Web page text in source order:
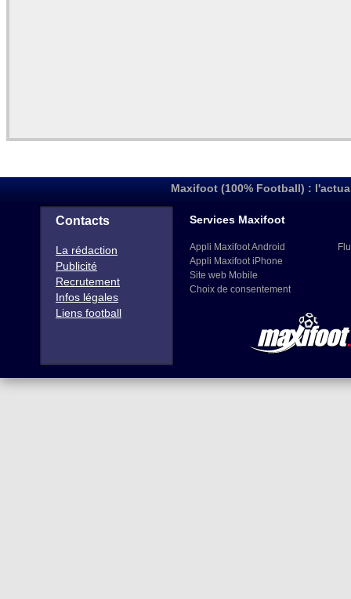
Maxifoot (100% Football) :
Contacts
La rédaction
Publicité
Recrutement
Infos légales
Liens football
Services Maxifoot
Appli Maxifoot Android
Appli Maxifoot iPhone
Site web Mobile
Choix de consentement